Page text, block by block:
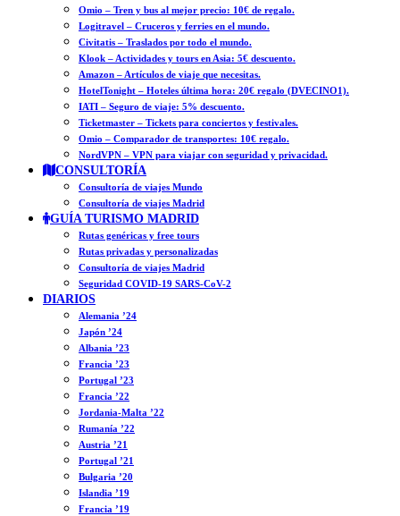
Omio – Tren y bus al mejor precio: 10€ de regalo.
Logitravel – Cruceros y ferries en el mundo.
Civitatis – Traslados por todo el mundo.
Klook – Actividades y tours en Asia: 5€ descuento.
Amazon – Artículos de viaje que necesitas.
HotelTonight – Hoteles última hora: 20€ regalo (DVECINO1).
IATI – Seguro de viaje: 5% descuento.
Ticketmaster – Tickets para conciertos y festivales.
Omio – Comparador de transportes: 10€ regalo.
NordVPN – VPN para viajar con seguridad y privacidad.
CONSULTORÍA
Consultoría de viajes Mundo
Consultoría de viajes Madrid
GUÍA TURISMO MADRID
Rutas genéricas y free tours
Rutas privadas y personalizadas
Consultoría de viajes Madrid
Seguridad COVID-19 SARS-CoV-2
DIARIOS
Alemania ’24
Japón ’24
Albania ’23
Francia ’23
Portugal ’23
Francia ’22
Jordania-Malta ’22
Rumanía ’22
Austria ’21
Portugal ’21
Bulgaria ’20
Islandia ’19
Francia ’19